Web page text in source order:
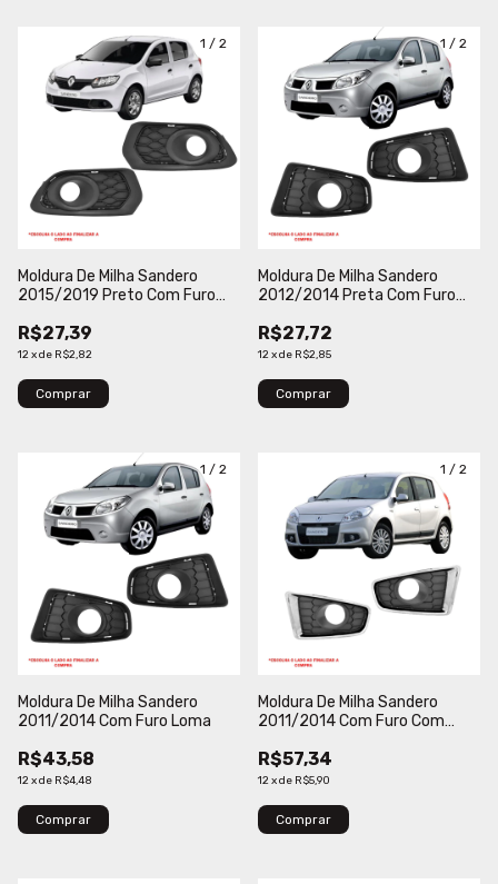
1 / 2
Moldura De Milha Sandero
2015/2019 Preto Com Furo
R$27,39
12xde R$2,82
Comprar
1 / 2
Moldura De Milha Sandero
2012/2014 Preta Com Furo
R$27,72
12xde R$2,85
Comprar
1 / 2
Moldura De Milha Sandero
2011/2014 Com Furo Loma
R$43,58
12xde R$4,48
Comprar
1 / 2
Moldura De Milha Sandero
2011/2014 Com Furo Com
R$57,34
12xde R$5,90
Comprar